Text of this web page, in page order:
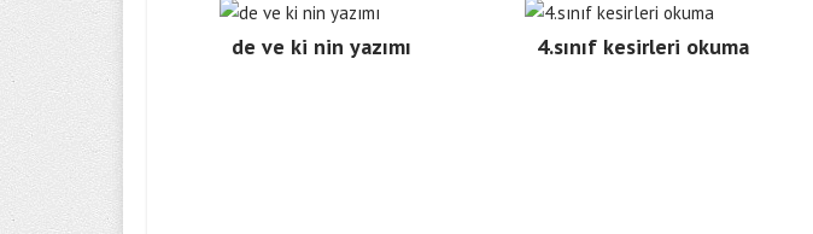
de ve ki nin yazımı 4.sınıf kesirleri okuma